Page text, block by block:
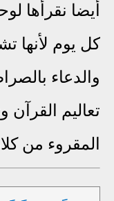
أيضا نقرأها
كل يوم لأنها
والدعاء
تعاليم القرآن
المقروء من